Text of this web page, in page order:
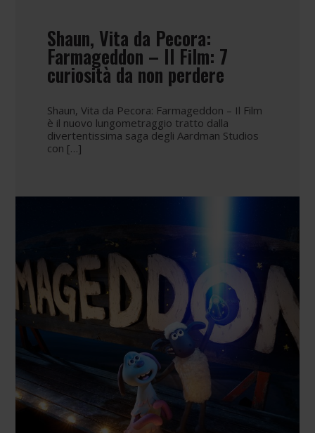
Shaun, Vita da Pecora:
Farmageddon – Il Film: 7
curiosità da non perdere
Shaun, Vita da Pecora: Farmageddon – Il Film
è il nuovo lungometraggio tratto dalla
divertentissima saga degli Aardman Studios
con […]